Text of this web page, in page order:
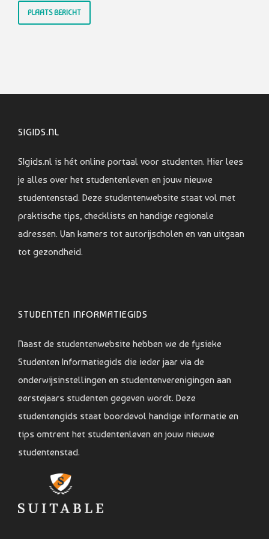
SIGIDS.NL
SIgids.nl is hét online portaal voor studenten. Hier lees
je alles over het studentenleven en jouw nieuwe
studentenstad. Deze studentenwebsite staat vol met
praktische tips, checklists en handige regionale
adressen. Van kamers tot autorijscholen en van uitgaan
tot gezondheid.
STUDENTEN INFORMATIEGIDS
Naast de studentenwebsite hebben we de fysieke
Studenten Informatiegids die ieder jaar via de
onderwijsinstellingen en studentenverenigingen aan
eerstejaars studenten gegeven wordt. Deze
studentengids staat boordevol handige informatie en
tips omtrent het studentenleven en jouw nieuwe
studentenstad.